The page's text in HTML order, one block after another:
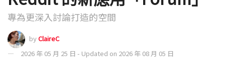
專為更深入討論打造的空間
byClaireC
2026 年 05 月 25 日 - Updated on 2026 年 08 月 05 日